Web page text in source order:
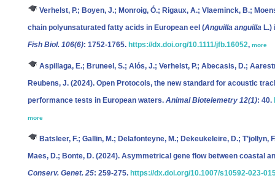
Verhelst, P.; Boyen, J.; Monroig, Ó.; Rigaux, A.; Vlaeminck, B.;
chain polyunsaturated fatty acids in European eel (Anguilla anguilla
Fish Biol. 106(6): 1752-1765. https://dx.doi.org/10.1111/jfb.16052, more
Aspillaga, E.; Bruneel, S.; Alós, J.; Verhelst, P.; Abecasis, D.;
Reubens, J. (2024). Open Protocols, the new standard for acoustic
performance tests in European waters. Animal Biotelemetry 12(1): 40.
more
Batsleer, F.; Gallin, M.; Delafonteyne, M.; Dekeukeleire, D.; T’jollyn,
Maes, D.; Bonte, D. (2024). Asymmetrical gene flow between coastal
Conserv. Genet. 25: 259-275. https://dx.doi.org/10.1007/s10592-023-